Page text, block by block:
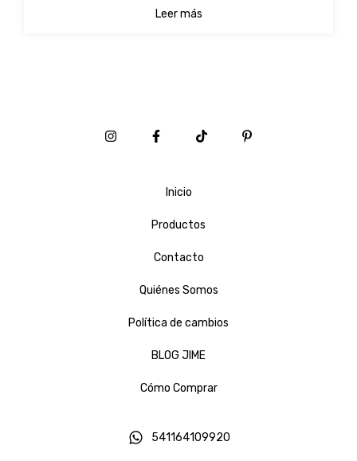
MAPA.Feliz de est
Leer más
Inicio
Productos
Contacto
Quiénes Somos
Política de cambios
BLOG JIME
Cómo Comprar
541164109920